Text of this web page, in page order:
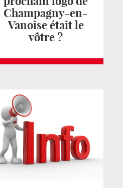
Champagny-en-
Vanoise était le
vôtre ?